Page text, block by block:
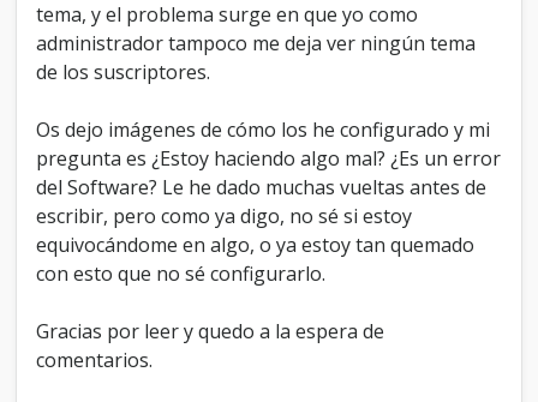
tema, y el problema surge en que yo como
administrador tampoco me deja ver ningún tema
de los suscriptores.
Os dejo imágenes de cómo los he configurado y mi
pregunta es ¿Estoy haciendo algo mal? ¿Es un error
del Software? Le he dado muchas vueltas antes de
escribir, pero como ya digo, no sé si estoy
equivocándome en algo, o ya estoy tan quemado
con esto que no sé configurarlo.
Gracias por leer y quedo a la espera de
comentarios.